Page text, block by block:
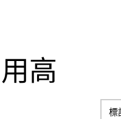
高